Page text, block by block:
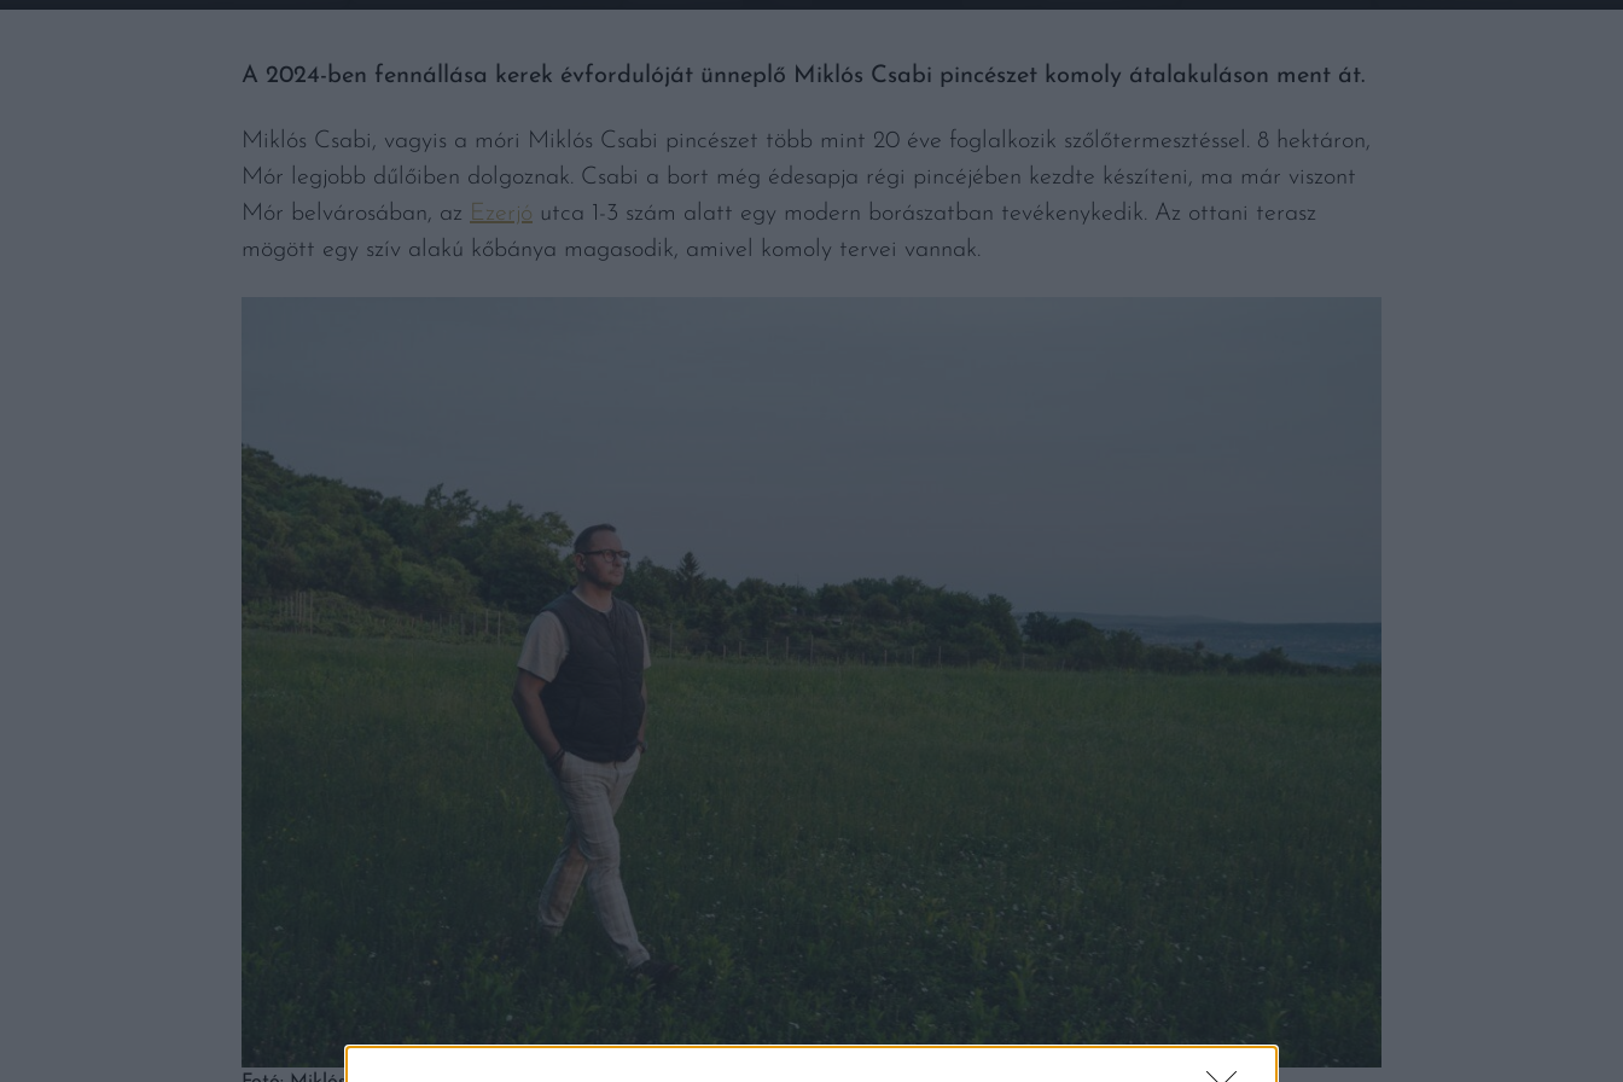
A 2024-ben fennállása kerek évfordulóját ünneplő Miklós Csabi pincészet komoly átalakuláson ment át.
Miklós Csabi, vagyis a móri Miklós Csabi pincészet több mint 20 éve foglalkozik szőlőtermesztéssel. 8 hektáron,
Mór legjobb dűlőiben dolgoznak. Csabi a bort még édesapja régi pincéjében kezdte készíteni, ma már viszont
Mór belvárosában, az Ezerjó utca 1-3 szám alatt egy modern borászatban tevékenykedik. Az ottani terasz
mögött egy szív alakú kőbánya magasodik, amivel komoly tervei vannak.